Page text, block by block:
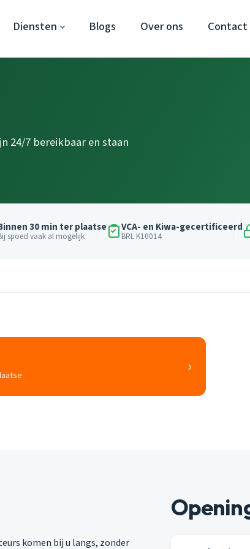
Diensten Blogs Over ons Contact
24/7 bereikbaar en staan
30 min ter plaatse
spoed vaak al mogelijk
VCA- en Kiwa-gecertificeerd
BRL K10014
›
komen bij u langs, zonder